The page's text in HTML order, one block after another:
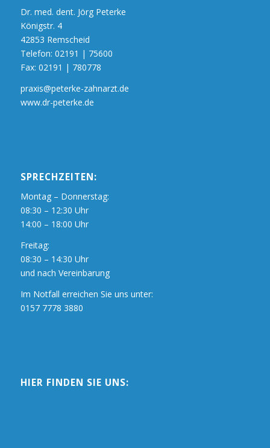
Dr. med. dent. Jörg Peterke
Königstr. 4
42853 Remscheid
Telefon: 02191 | 75600
Fax: 02191 | 780778
praxis@peterke-zahnarzt.de
www.dr-peterke.de
SPRECHZEITEN:
Montag – Donnerstag:
08:30 – 12:30 Uhr
14:00 – 18:00 Uhr
Freitag:
08:30 – 14:30 Uhr
und nach Vereinbarung
Im Notfall erreichen Sie uns unter:
0157 7778 3880
HIER FINDEN SIE UNS: